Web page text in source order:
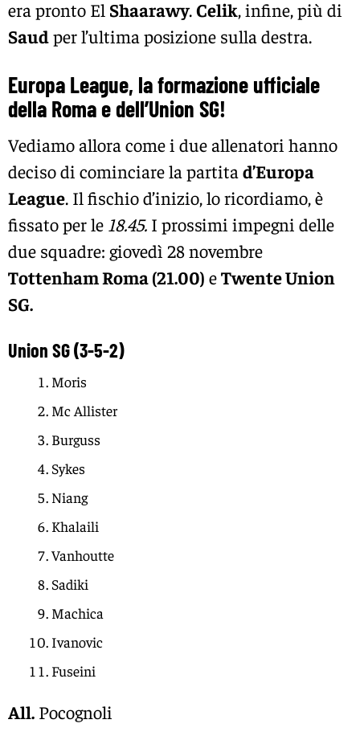
era pronto El Shaarawy. Celik, infine, più di
Saud per l’ultima posizione sulla destra.
Europa League, la formazione ufficiale
della Roma e dell’Union SG!
Vediamo allora come i due allenatori hanno
deciso di cominciare la partita d’Europa
League. Il fischio d’inizio, lo ricordiamo, è
fissato per le 18.45. I prossimi impegni delle
due squadre: giovedì 28 novembre
Tottenham Roma (21.00) eTwente Union
SG.
Union SG (3-5-2)
Moris
Mc Allister
Burguss
Sykes
Niang
Khalaili
Vanhoutte
Sadiki
Machica
Ivanovic
Fuseini
All. Pocognoli